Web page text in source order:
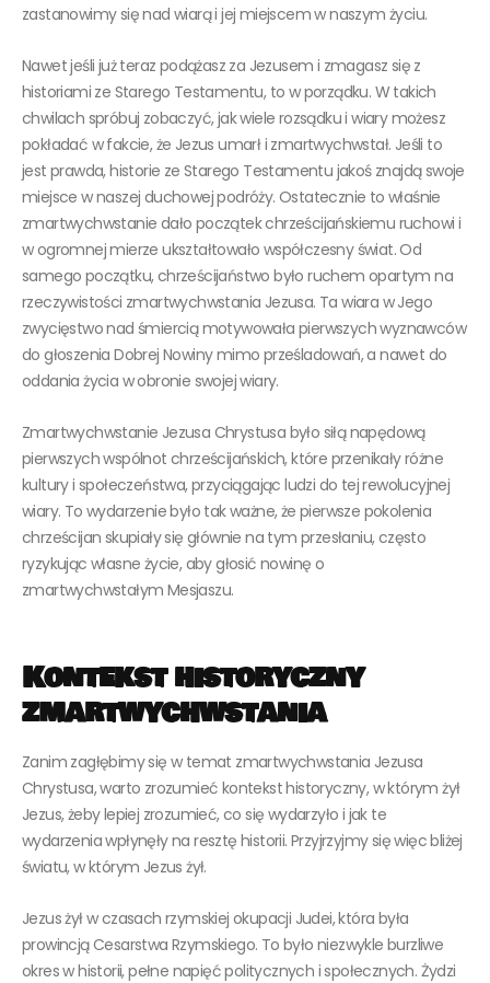
zastanowimy się nad wiarą i jej miejscem w naszym życiu.
Nawet jeśli już teraz podążasz za Jezusem i zmagasz się z
historiami ze Starego Testamentu, to w porządku. W takich
chwilach spróbuj zobaczyć, jak wiele rozsądku i wiary możesz
pokładać w fakcie, że Jezus umarł i zmartwychwstał. Jeśli to
jest prawda, historie ze Starego Testamentu jakoś znajdą swoje
miejsce w naszej duchowej podróży. Ostatecznie to właśnie
zmartwychwstanie dało początek chrześcijańskiemu ruchowi i
w ogromnej mierze ukształtowało współczesny świat. Od
samego początku, chrześcijaństwo było ruchem opartym na
rzeczywistości zmartwychwstania Jezusa. Ta wiara w Jego
zwycięstwo nad śmiercią motywowała pierwszych wyznawców
do głoszenia Dobrej Nowiny mimo prześladowań, a nawet do
oddania życia w obronie swojej wiary.
Zmartwychwstanie Jezusa Chrystusa było siłą napędową
pierwszych wspólnot chrześcijańskich, które przenikały różne
kultury i społeczeństwa, przyciągając ludzi do tej rewolucyjnej
wiary. To wydarzenie było tak ważne, że pierwsze pokolenia
chrześcijan skupiały się głównie na tym przesłaniu, często
ryzykując własne życie, aby głosić nowinę o
zmartwychwstałym Mesjaszu.
Kontekst historyczny
zmartwychwstania
Zanim zagłębimy się w temat zmartwychwstania Jezusa
Chrystusa, warto zrozumieć kontekst historyczny, w którym żył
Jezus, żeby lepiej zrozumieć, co się wydarzyło i jak te
wydarzenia wpłynęły na resztę historii. Przyjrzyjmy się więc bliżej
światu, w którym Jezus żył.
Jezus żył w czasach rzymskiej okupacji Judei, która była
prowincją Cesarstwa Rzymskiego. To było niezwykle burzliwe
okres w historii, pełne napięć politycznych i społecznych. Żydzi